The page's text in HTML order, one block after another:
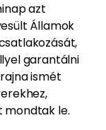
azt
Államok
garantálni
ismét
mondtak le.